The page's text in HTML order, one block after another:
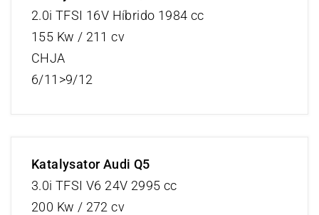
2.0i TFSI 16V Híbrido 1984 cc
155 Kw / 211 cv
CHJA
6/11>9/12
Katalysator Audi Q5
3.0i TFSI V6 24V 2995 cc
200 Kw / 272 cv